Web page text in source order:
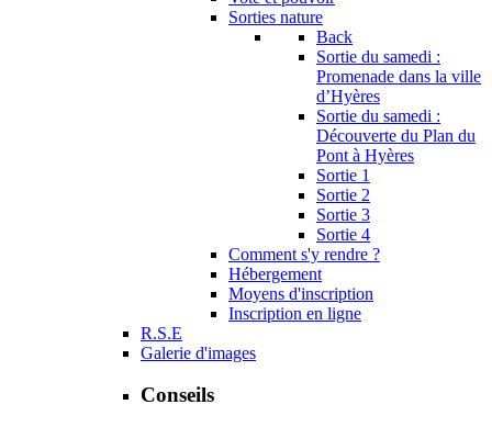
Sorties nature
Back
Sortie du samedi :
Promenade dans la ville
d’Hyères
Sortie du samedi :
Découverte du Plan du
Pont à Hyères
Sortie 1
Sortie 2
Sortie 3
Sortie 4
Comment s'y rendre ?
Hébergement
Moyens d'inscription
Inscription en ligne
R.S.E
Galerie d'images
Conseils